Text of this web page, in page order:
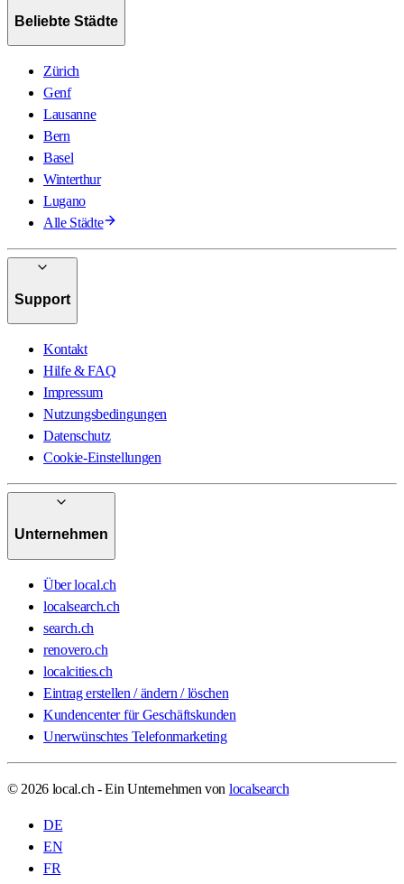
Beliebte Städte
Zürich
Genf
Lausanne
Bern
Basel
Winterthur
Lugano
Alle Städte
Support
Kontakt
Hilfe & FAQ
Impressum
Nutzungsbedingungen
Datenschutz
Cookie-Einstellungen
Unternehmen
Über local.ch
localsearch.ch
search.ch
renovero.ch
localcities.ch
Eintrag erstellen / ändern / löschen
Kundencenter für Geschäftskunden
Unerwünschtes Telefonmarketing
© 2026 local.ch - Ein Unternehmen von localsearch
DE
EN
FR